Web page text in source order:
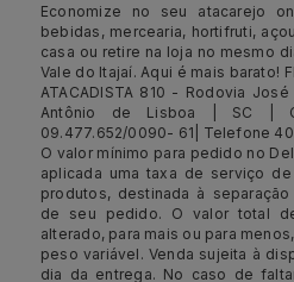
Economize no seu atacarejo
bebidas, mercearia, hortifruti,
casa ou retire na loja no mesmo
Vale do Itajaí. Aqui é mais barato!
ATACADISTA 810 - Rodovia
Antônio de Lisboa | SC |
09.477.652/0090- 61| Telefone
O valor mínimo para pedido no
aplicada uma taxa de serviço
produtos, destinada à
de seu pedido. O valor total
alterado, para mais ou para
peso variável. Venda sujeita à
dia da entrega. No caso de